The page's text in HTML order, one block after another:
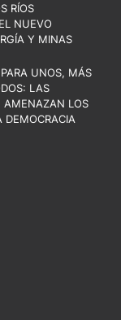
RÍOS
NUEVO
Y MINAS
UNOS, MÁS
LAS
AMENAZAN LOS
DEMOCRACIA